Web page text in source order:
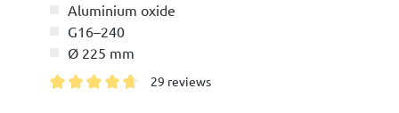
Aluminium oxide
G16–240
Ø 225 mm
29 reviews